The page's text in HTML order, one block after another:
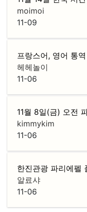
moimoi
11-09
프랑스어, 영어 통
헤헤놀이
11-06
11월 8일(금) 오전
kimmykim
11-06
한진관광 파리에펠
알료샤
11-06